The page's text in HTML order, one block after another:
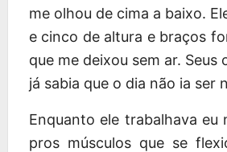
me olhou de cima a baixo.
e cinco de altura e braços
que me deixou sem ar.
já sabia que o dia não ia ser
Enquanto ele trabalhava eu
pros músculos que se